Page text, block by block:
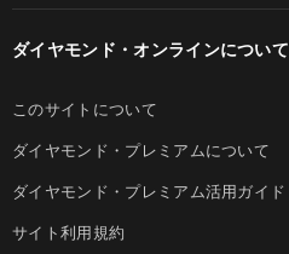
ダイヤモンド・オンラインについて
このサイトについて
ダイヤモンド・プレミアムについて
ダイヤモンド・プレミアム活用ガイド
サイト利用規約